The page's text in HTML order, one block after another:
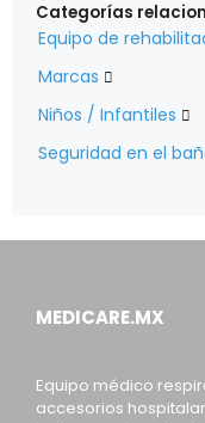
Categorías
Equipo de
Marcas 
Niños / Infantiles 
Seguridad en el
MEDICARE.MX
Equipo médico
accesorios